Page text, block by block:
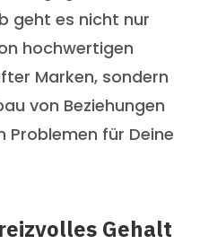
geht es nicht nur
hochwertigen
Marken, sondern
von Beziehungen
Problemen für Deine
Gehalt